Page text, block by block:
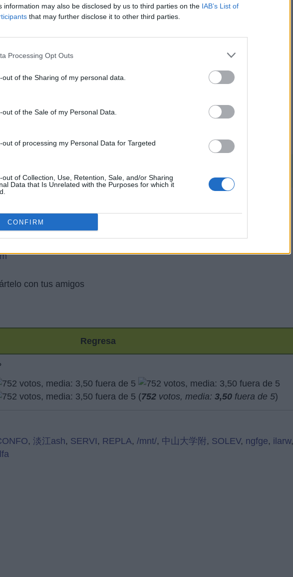
information may also be disclosed by us to third parties on the IAB’s List of
that may further disclose it to other third parties.
Processing Opt Outs
out of the Sharing of my personal data.
of the Sale of my Personal Data.
out of processing my Personal Data for Targeted
out of Collection, Use, Retention, Sale, and/or Sharing
Data that Is Unrelated with the Purposes for which it
CONFIRM
con tus amigos
Regresa
(752 votos, media: 3,50 fuera de 5)
, 淡江ash, SERVI , REPLA, /mnt/, 中山大学附, SOLEV, ngfge, ilarw,